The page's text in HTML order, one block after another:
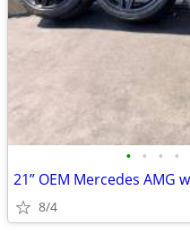
• • • •
8/4